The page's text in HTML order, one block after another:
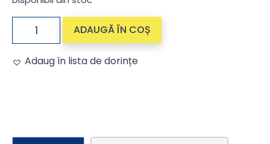
ADAUGĂ ÎN COȘ
Adaug în lista de dorințe